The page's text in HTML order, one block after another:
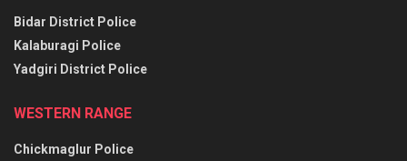
Bidar District Police
Kalaburagi Police
Yadgiri District Police
WESTERN RANGE
Chickmaglur Police